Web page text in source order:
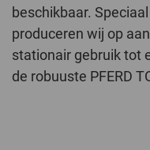
beschikbaar.
produceren wij op
stationair gebruik tot
de robuuste PFERD